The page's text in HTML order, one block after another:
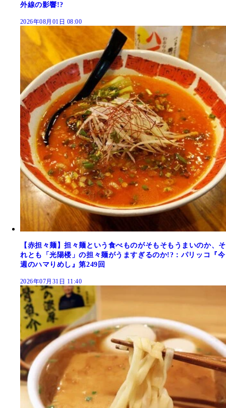
外線の影響!?
2026年08月01日 08:00
【赤担々麺】担々麺という食べものがそもそもうまいのか、そ
れとも「光陽楼」の担々麺がうますぎるのか!?：パリッコ『今
週のハマりめし』第249回
2026年07月31日 11:40